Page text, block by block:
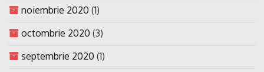
noiembrie 2020 (1)
octombrie 2020 (3)
septembrie 2020 (1)